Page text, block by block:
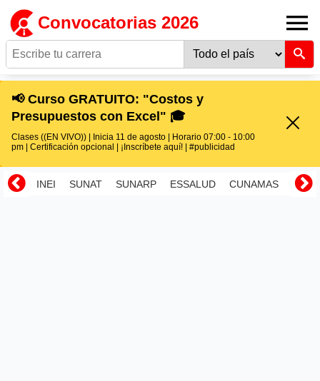
Convocatorias 2026
📢 Curso GRATUITO: "Costos y
Presupuestos con Excel" 🎓
Clases ((EN VIVO)) | Inicia 11 de agosto | Horario 07:00 - 10:00
pm | Certificación opcional | ¡Inscríbete aquí! | #publicidad
INEI SUNAT SUNARP ESSALUD CUNAMAS